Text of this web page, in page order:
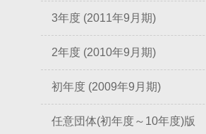
3年度 (2011年9月期)
2年度 (2010年9月期)
初年度 (2009年9月期)
任意団体(初年度～10年度)版